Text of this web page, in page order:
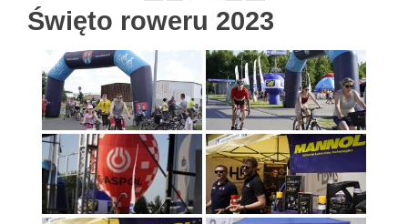
Święto roweru 2023